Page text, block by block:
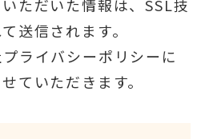
ただいた情報は、SSL技
送信されます。
ライバシーポリシーに
ていただきます。